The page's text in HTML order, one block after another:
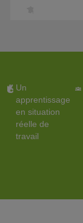
Un
apprentissage
en situation
réelle de
travail